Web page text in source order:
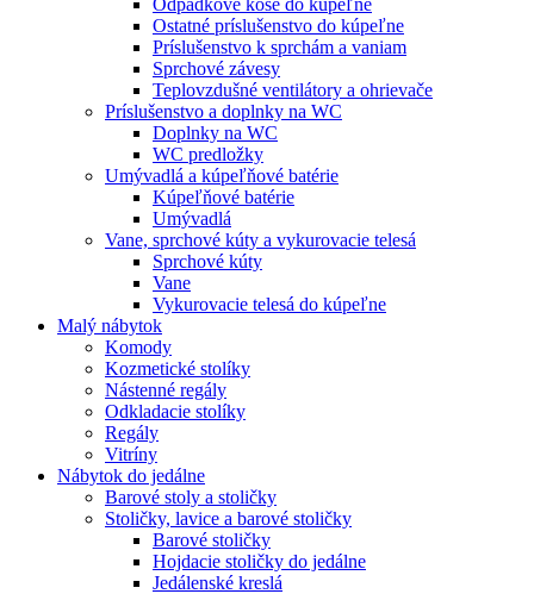
Ostatné príslušenstvo do kúpeľne
Príslušenstvo k sprchám a vaniam
Sprchové závesy
Teplovzdušné ventilátory a ohrievače
Príslušenstvo a doplnky na WC
Doplnky na WC
WC predložky
Umývadlá a kúpeľňové batérie
Kúpeľňové batérie
Umývadlá
Vane, sprchové kúty a vykurovacie telesá
Sprchové kúty
Vane
Vykurovacie telesá do kúpeľne
Malý nábytok
Komody
Kozmetické stolíky
Nástenné regály
Odkladacie stolíky
Regály
Vitríny
Nábytok do jedálne
Barové stoly a stoličky
Stoličky, lavice a barové stoličky
Barové stoličky
Hojdacie stoličky do jedálne
Jedálenské kreslá